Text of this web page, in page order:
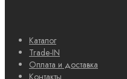
Каталог
Trade-IN
Оплата и доставка
Контакты